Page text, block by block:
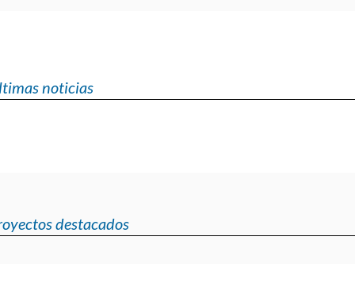
noticias
destacados